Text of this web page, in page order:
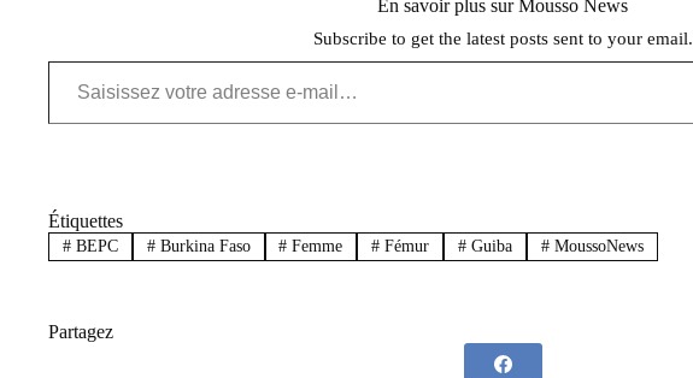
En savoir plus sur Mousso News
Subscribe to get the latest posts sent to your email.
Saisissez votre adresse e-mail…
Étiquettes
#BEPC #Burkina Faso # Femme # Fémur # Guiba #MoussoNews
Partagez